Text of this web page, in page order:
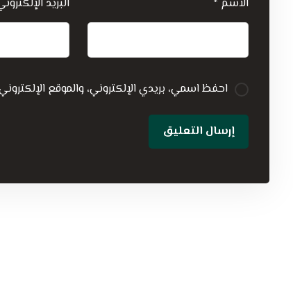
الاسم * البريد
احفظ اسمي، بريدي الإلكتروني، والموقع